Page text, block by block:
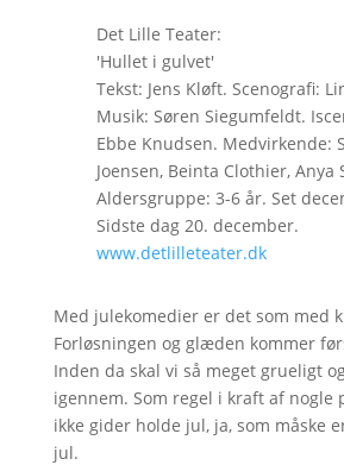
Det Lille Teater:
'Hullet i gulvet'
Tekst: Jens Kløft. Scenografi:
Musik: Søren Siegumfeldt.
Ebbe Knudsen. Medvirkende:
Joensen, Beinta Clothier, Anya
Aldersgruppe: 3-6 år. Set
Sidste dag 20. december.
www.detlilleteater.dk
Med julekomedier er det som med
Forløsningen og glæden kommer
Inden da skal vi så meget grueligt
igennem. Som regel i kraft af nogle
ikke gider holde jul, ja, som måske
jul.